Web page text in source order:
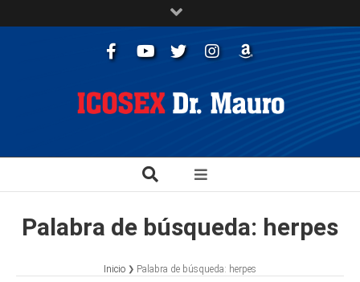
Palabra de búsqueda: herpes
Inicio Palabra de búsqueda: herpes